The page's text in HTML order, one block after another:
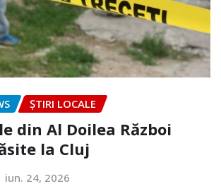
ȘTIRI LOCALE
din Al Doilea Război
la Cluj
iun. 24, 2026